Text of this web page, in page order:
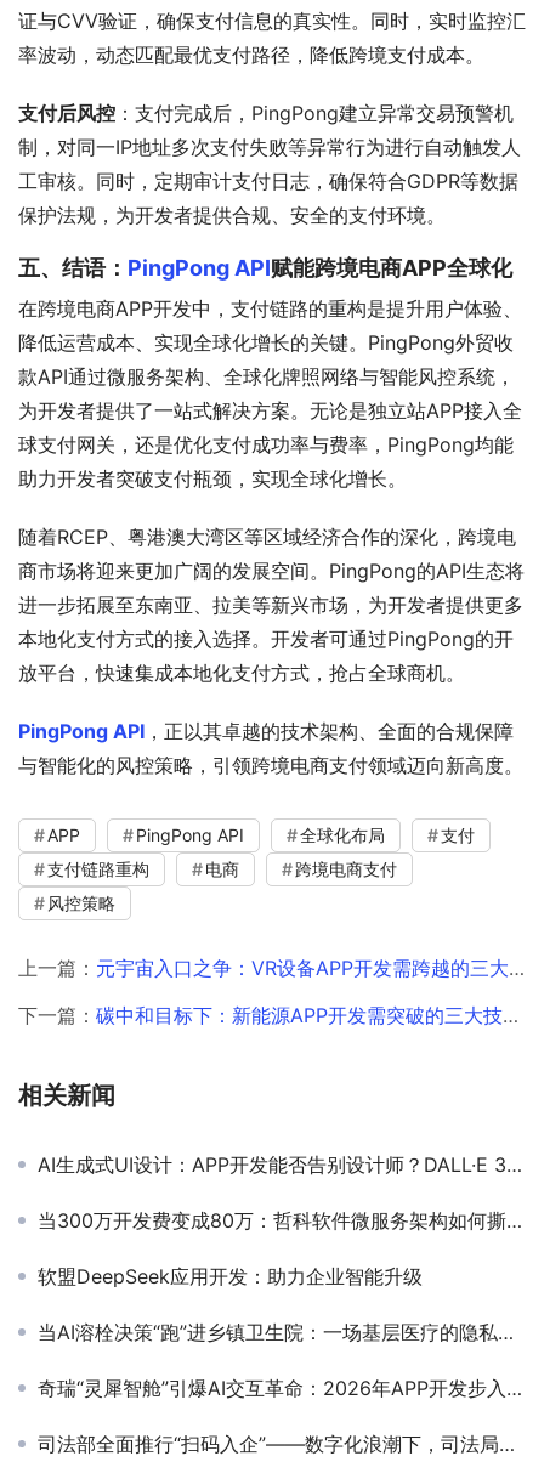
证与CVV验证，确保支付信息的真实性。同时，实时监控汇
率波动，动态匹配最优支付路径，降低跨境支付成本。
支付后风控 ：支付完成后，PingPong建立异常交易预警机
制，对同一IP地址多次支付失败等异常行为进行自动触发人
工审核。同时，定期审计支付日志，确保符合GDPR等数据
保护法规，为开发者提供合规、安全的支付环境。
五、结语： PingPong API赋能跨境电商APP全球化
在跨境电商APP开发中，支付链路的重构是提升用户体验、
降低运营成本、实现全球化增长的关键。PingPong外贸收
款API通过微服务架构、全球化牌照网络与智能风控系统，
为开发者提供了一站式解决方案。无论是独立站APP接入全
球支付网关，还是优化支付成功率与费率，PingPong均能
助力开发者突破支付瓶颈，实现全球化增长。
随着RCEP、粤港澳大湾区等区域经济合作的深化，跨境电
商市场将迎来更加广阔的发展空间。PingPong的API生态将
进一步拓展至东南亚、拉美等新兴市场，为开发者提供更多
本地化支付方式的接入选择。开发者可通过PingPong的开
放平台，快速集成本地化支付方式，抢占全球商机。
PingPong API ，正以其卓越的技术架构、全面的合规保障
与智能化的风控策略，引领跨境电商支付领域迈向新高度。
APP PingPong API 全球化布局
支付
支付链路重构
电商
跨境电商支付
风控策略
上一篇： 元宇宙入口之争：VR设备APP开发需跨越的三大技术鸿沟
下一篇： 碳中和目标下：新能源APP开发需突破的三大技术瓶颈
相关新闻
AI生成式UI设计：APP开发能否告别设计师？DALL·E 3与MidJourney的实战测试
当300万开发费变成80万：哲科软件微服务架构如何撕碎企业“多端开发”生死局？
软盟DeepSeek应用开发：助力企业智能升级
当AI溶栓决策“跑”进乡镇卫生院：一场基层医疗的隐私保卫战
奇瑞“灵犀智舱”引爆AI交互革命：2026年APP开发步入智能体时代
司法部全面推行“扫码入企”——数字化浪潮下，司法局如何抢占先机？